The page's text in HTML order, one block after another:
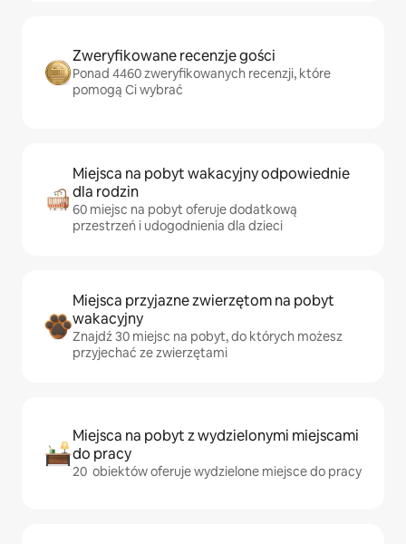
Zweryfikowane recenzje gości
Ponad 4460 zweryfikowanych recenzji, które
pomogą Ci wybrać
Miejsca na pobyt wakacyjny odpowiednie
dla rodzin
60 miejsc na pobyt oferuje dodatkową
przestrzeń i udogodnienia dla dzieci
Miejsca przyjazne zwierzętom na pobyt
wakacyjny
Znajdź 30 miejsc na pobyt, do których możesz
przyjechać ze zwierzętami
Miejsca na pobyt z wydzielonymi miejscami
do pracy
20 obiektów oferuje wydzielone miejsce do pracy